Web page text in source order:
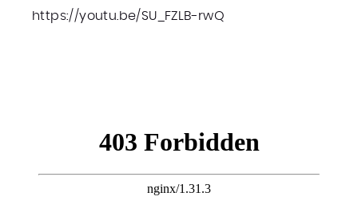
https://youtu.be/SU_FZLB-rwQ